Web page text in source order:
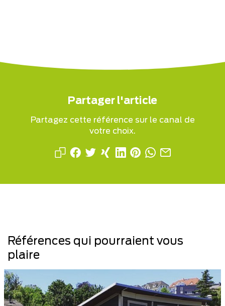
Partager l'article
Partagez cette référence sur le canal de
votre choix.
Références qui pourraient vous
plaire